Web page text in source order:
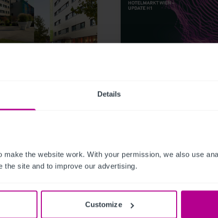
Details
make the website work. With your permission, we also use
the site and to improve our advertising.
Customize
von Christie &
Hotels
Turnaround und Sanierung
und Entwicklung
Publikationen Hotels
Turnaround und Sanierung
Investitionen und Entwicklung